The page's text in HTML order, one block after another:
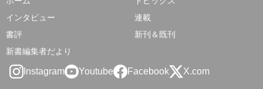
インタビュー
連載
書評
新刊＆既刊
新書編集者だより
Instagram Youtube Facebook X.com